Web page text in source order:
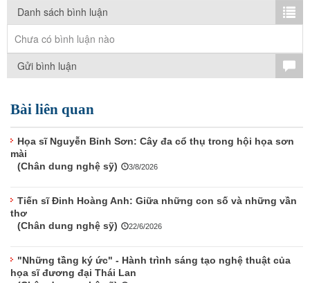
Vận hành bởi QI Corp
Danh sách bình luận
Chưa có bình luận nào
Gửi bình luận
Bài liên quan
Họa sĩ Nguyễn Bỉnh Sơn: Cây đa cổ thụ trong hội họa sơn
mài
(Chân dung nghệ sỹ)
3/8/2026
Tiến sĩ Đinh Hoàng Anh: Giữa những con số và những vần
thơ
(Chân dung nghệ sỹ)
22/6/2026
"Những tầng ký ức" - Hành trình sáng tạo nghệ thuật của
họa sĩ đương đại Thái Lan